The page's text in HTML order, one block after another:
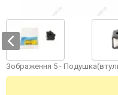
Зображення 5 -